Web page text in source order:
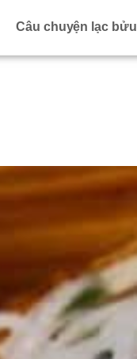
Câu chuyện lạc bửu